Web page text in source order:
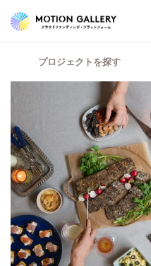
プロジェクトを探す